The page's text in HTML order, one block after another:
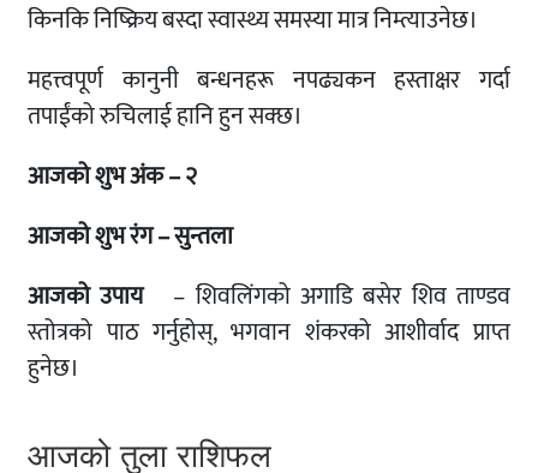
किनकि निष्क्रिय बस्दा स्वास्थ्य समस्या मात्र निम्त्याउनेछ।
महत्त्वपूर्ण कानुनी बन्धनहरू नपढ्यकन हस्ताक्षर गर्दा
तपाईंको रुचिलाई हानि हुन सक्छ।
आजको शुभ अंक – २
आजको शुभ रंग – सुन्तला
आजको उपाय
– शिवलिंगको अगाडि बसेर शिव ताण्डव
स्तोत्रको पाठ गर्नुहोस्, भगवान शंकरको आशीर्वाद प्राप्त
हुनेछ।
आजको तुला राशिफल